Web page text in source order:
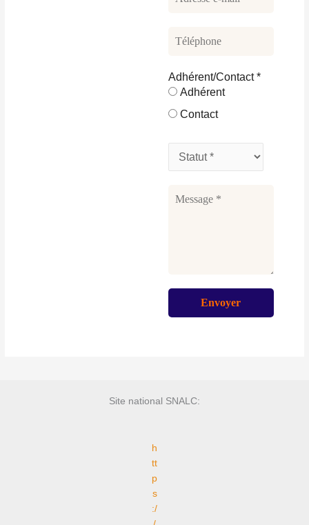
Adhérent/Contact*
Adhérent
Contact
Site national SNALC:
h
tt
p
s
:/